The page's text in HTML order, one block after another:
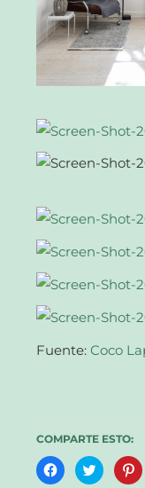
Fuente:Coco
COMPARTE ESTO:
Haz
clic
Haz
clic clic